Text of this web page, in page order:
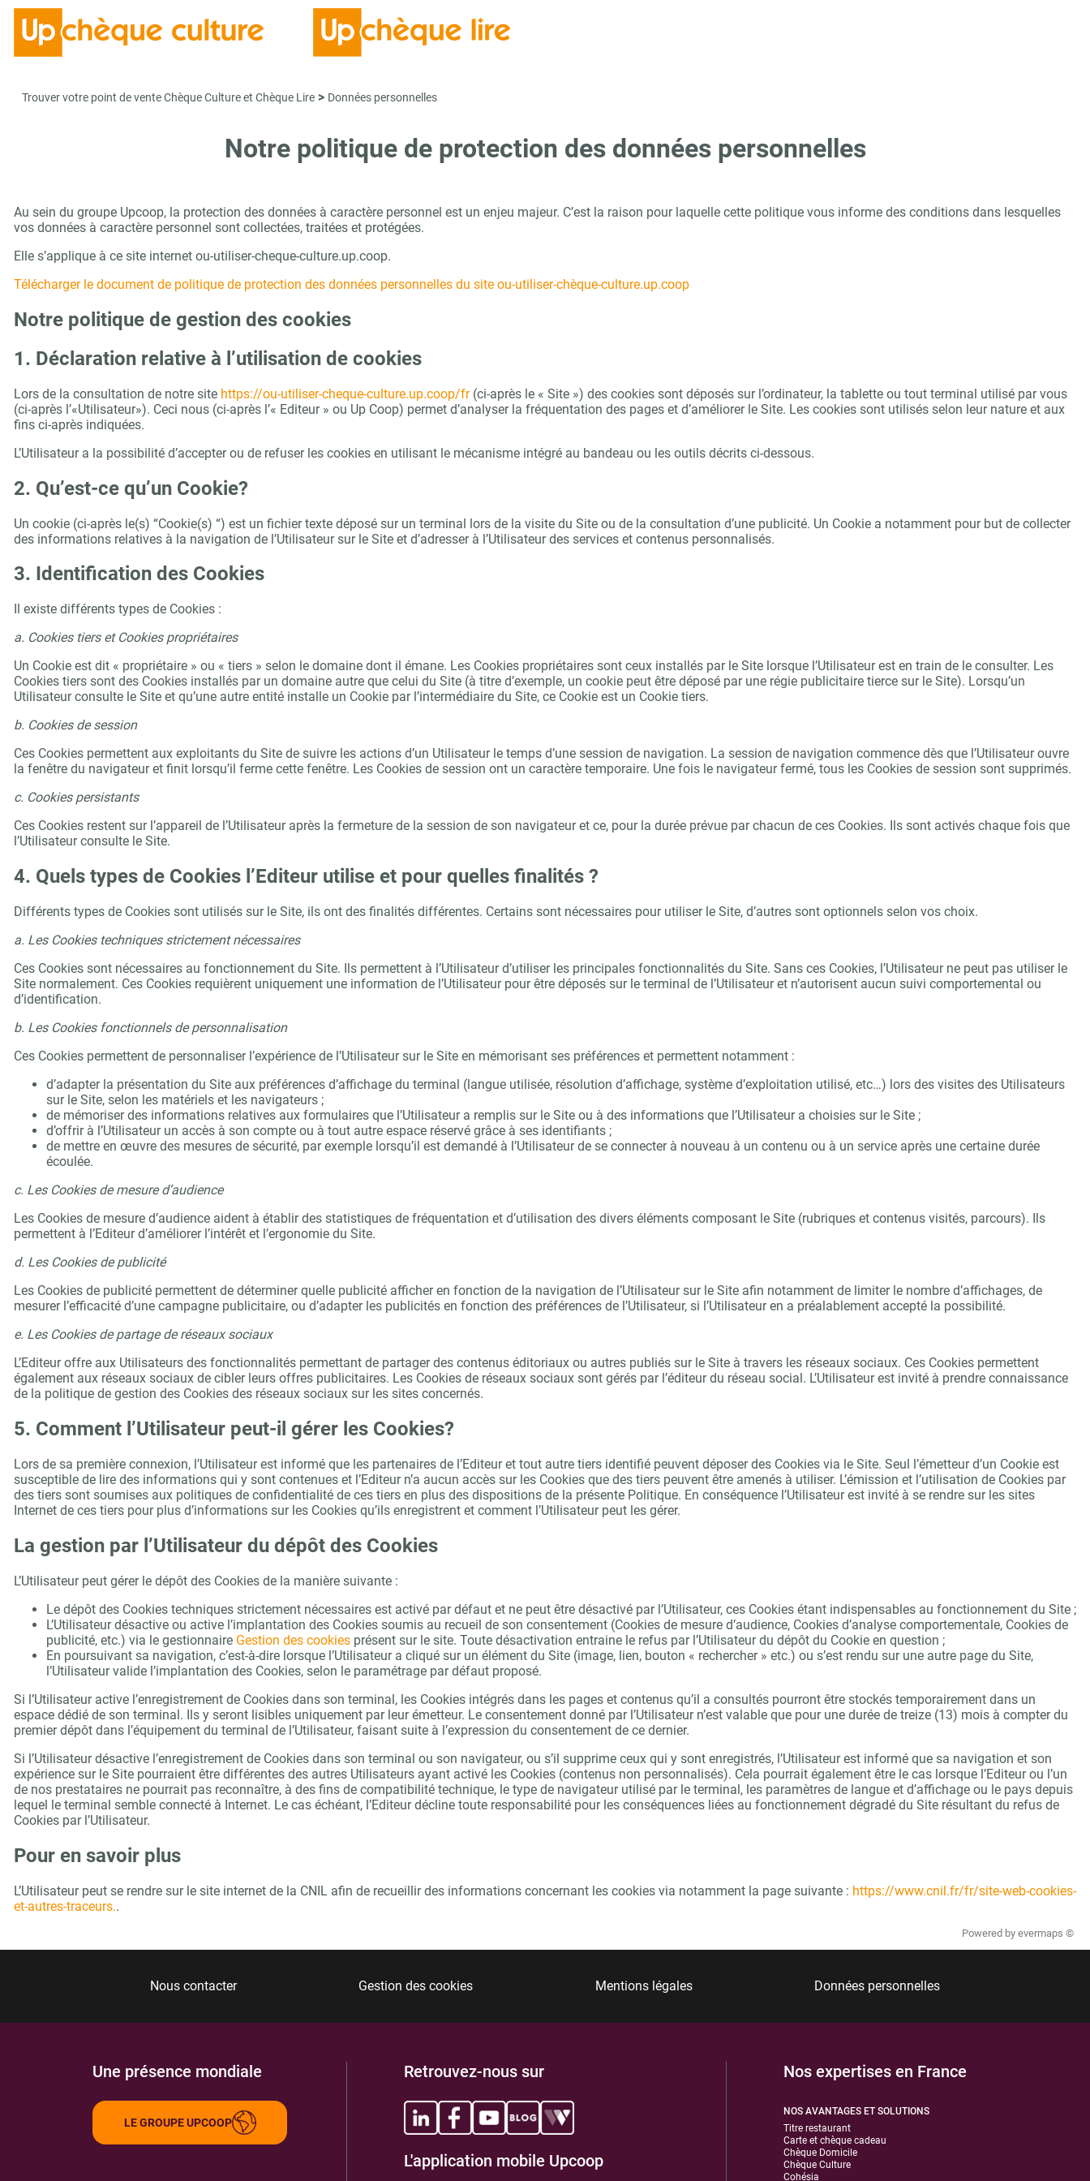
Trouver votre point de vente Chèque Culture et Chèque Lire > Données personnelles
Notre politique de protection des données personnelles
Au sein du groupe Upcoop, la protection des données à caractère personnel est un enjeu majeur. C’est la raison pour laquelle cette politique vous informe des conditions dans lesquelles
vos données à caractère personnel sont collectées, traitées et protégées.
Elle s’applique à ce site internet ou-utiliser-cheque-culture.up.coop.
Télécharger le document de politique de protection des données personnelles du site ou-utiliser-chèque-culture.up.coop
Notre politique de gestion des cookies
1. Déclaration relative à l’utilisation de cookies
Lors de la consultation de notre site https://ou-utiliser-cheque-culture.up.coop/fr (ci-après le « Site ») des cookies sont déposés sur l’ordinateur, la tablette ou tout terminal utilisé par vous
(ci-après l’«Utilisateur»). Ceci nous (ci-après l’« Editeur » ou Up Coop) permet d’analyser la fréquentation des pages et d’améliorer le Site. Les cookies sont utilisés selon leur nature et aux
fins ci-après indiquées.
L’Utilisateur a la possibilité d’accepter ou de refuser les cookies en utilisant le mécanisme intégré au bandeau ou les outils décrits ci-dessous.
2. Qu’est-ce qu’un Cookie?
Un cookie (ci-après le(s) “Cookie(s) “) est un fichier texte déposé sur un terminal lors de la visite du Site ou de la consultation d’une publicité. Un Cookie a notamment pour but de collecter
des informations relatives à la navigation de l’Utilisateur sur le Site et d’adresser à l’Utilisateur des services et contenus personnalisés.
3. Identification des Cookies
Il existe différents types de Cookies :
a. Cookies tiers et Cookies propriétaires
Un Cookie est dit « propriétaire » ou « tiers » selon le domaine dont il émane. Les Cookies propriétaires sont ceux installés par le Site lorsque l’Utilisateur est en train de le consulter. Les
Cookies tiers sont des Cookies installés par un domaine autre que celui du Site (à titre d’exemple, un cookie peut être déposé par une régie publicitaire tierce sur le Site). Lorsqu’un
Utilisateur consulte le Site et qu’une autre entité installe un Cookie par l’intermédiaire du Site, ce Cookie est un Cookie tiers.
b. Cookies de session
Ces Cookies permettent aux exploitants du Site de suivre les actions d’un Utilisateur le temps d’une session de navigation. La session de navigation commence dès que l’Utilisateur ouvre
la fenêtre du navigateur et finit lorsqu’il ferme cette fenêtre. Les Cookies de session ont un caractère temporaire. Une fois le navigateur fermé, tous les Cookies de session sont supprimés.
c. Cookies persistants
Ces Cookies restent sur l’appareil de l’Utilisateur après la fermeture de la session de son navigateur et ce, pour la durée prévue par chacun de ces Cookies. Ils sont activés chaque fois que
l’Utilisateur consulte le Site.
4. Quels types de Cookies l’Editeur utilise et pour quelles finalités ?
Différents types de Cookies sont utilisés sur le Site, ils ont des finalités différentes. Certains sont nécessaires pour utiliser le Site, d’autres sont optionnels selon vos choix.
a. Les Cookies techniques strictement nécessaires
Ces Cookies sont nécessaires au fonctionnement du Site. Ils permettent à l’Utilisateur d’utiliser les principales fonctionnalités du Site. Sans ces Cookies, l’Utilisateur ne peut pas utiliser le
Site normalement. Ces Cookies requièrent uniquement une information de l’Utilisateur pour être déposés sur le terminal de l’Utilisateur et n’autorisent aucun suivi comportemental ou
d’identification.
b. Les Cookies fonctionnels de personnalisation
Ces Cookies permettent de personnaliser l’expérience de l’Utilisateur sur le Site en mémorisant ses préférences et permettent notamment :
d’adapter la présentation du Site aux préférences d’affichage du terminal (langue utilisée, résolution d’affichage, système d’exploitation utilisé, etc…) lors des visites des Utilisateurs
sur le Site, selon les matériels et les navigateurs ;
de mémoriser des informations relatives aux formulaires que l’Utilisateur a remplis sur le Site ou à des informations que l’Utilisateur a choisies sur le Site ;
d’offrir à l’Utilisateur un accès à son compte ou à tout autre espace réservé grâce à ses identifiants ;
de mettre en œuvre des mesures de sécurité, par exemple lorsqu’il est demandé à l’Utilisateur de se connecter à nouveau à un contenu ou à un service après une certaine durée
écoulée.
c. Les Cookies de mesure d’audience
Les Cookies de mesure d’audience aident à établir des statistiques de fréquentation et d’utilisation des divers éléments composant le Site (rubriques et contenus visités, parcours). Ils
permettent à l’Editeur d’améliorer l’intérêt et l’ergonomie du Site.
d. Les Cookies de publicité
Les Cookies de publicité permettent de déterminer quelle publicité afficher en fonction de la navigation de l’Utilisateur sur le Site afin notamment de limiter le nombre d’affichages, de
mesurer l’efficacité d’une campagne publicitaire, ou d’adapter les publicités en fonction des préférences de l’Utilisateur, si l’Utilisateur en a préalablement accepté la possibilité.
e. Les Cookies de partage de réseaux sociaux
L’Editeur offre aux Utilisateurs des fonctionnalités permettant de partager des contenus éditoriaux ou autres publiés sur le Site à travers les réseaux sociaux. Ces Cookies permettent
également aux réseaux sociaux de cibler leurs offres publicitaires. Les Cookies de réseaux sociaux sont gérés par l’éditeur du réseau social. L’Utilisateur est invité à prendre connaissance
de la politique de gestion des Cookies des réseaux sociaux sur les sites concernés.
5. Comment l’Utilisateur peut-il gérer les Cookies?
Lors de sa première connexion, l’Utilisateur est informé que les partenaires de l’Editeur et tout autre tiers identifié peuvent déposer des Cookies via le Site. Seul l’émetteur d’un Cookie est
susceptible de lire des informations qui y sont contenues et l’Editeur n’a aucun accès sur les Cookies que des tiers peuvent être amenés à utiliser. L’émission et l’utilisation de Cookies par
des tiers sont soumises aux politiques de confidentialité de ces tiers en plus des dispositions de la présente Politique. En conséquence l’Utilisateur est invité à se rendre sur les sites
Internet de ces tiers pour plus d’informations sur les Cookies qu’ils enregistrent et comment l’Utilisateur peut les gérer.
La gestion par l’Utilisateur du dépôt des Cookies
L’Utilisateur peut gérer le dépôt des Cookies de la manière suivante :
Le dépôt des Cookies techniques strictement nécessaires est activé par défaut et ne peut être désactivé par l’Utilisateur, ces Cookies étant indispensables au fonctionnement du Site ;
L’Utilisateur désactive ou active l’implantation des Cookies soumis au recueil de son consentement (Cookies de mesure d’audience, Cookies d’analyse comportementale, Cookies de
publicité, etc.) via le gestionnaire Gestion des cookies présent sur le site. Toute désactivation entraine le refus par l’Utilisateur du dépôt du Cookie en question ;
En poursuivant sa navigation, c’est-à-dire lorsque l’Utilisateur a cliqué sur un élément du Site (image, lien, bouton « rechercher » etc.) ou s’est rendu sur une autre page du Site,
l’Utilisateur valide l’implantation des Cookies, selon le paramétrage par défaut proposé.
Si l’Utilisateur active l’enregistrement de Cookies dans son terminal, les Cookies intégrés dans les pages et contenus qu’il a consultés pourront être stockés temporairement dans un
espace dédié de son terminal. Ils y seront lisibles uniquement par leur émetteur. Le consentement donné par l’Utilisateur n’est valable que pour une durée de treize (13) mois à compter du
premier dépôt dans l’équipement du terminal de l’Utilisateur, faisant suite à l’expression du consentement de ce dernier.
Si l’Utilisateur désactive l’enregistrement de Cookies dans son terminal ou son navigateur, ou s’il supprime ceux qui y sont enregistrés, l’Utilisateur est informé que sa navigation et son
expérience sur le Site pourraient être différentes des autres Utilisateurs ayant activé les Cookies (contenus non personnalisés). Cela pourrait également être le cas lorsque l’Editeur ou l’un
de nos prestataires ne pourrait pas reconnaître, à des fins de compatibilité technique, le type de navigateur utilisé par le terminal, les paramètres de langue et d’affichage ou le pays depuis
lequel le terminal semble connecté à Internet. Le cas échéant, l’Editeur décline toute responsabilité pour les conséquences liées au fonctionnement dégradé du Site résultant du refus de
Cookies par l’Utilisateur.
Pour en savoir plus
L’Utilisateur peut se rendre sur le site internet de la CNIL afin de recueillir des informations concernant les cookies via notamment la page suivante : https://www.cnil.fr/fr/site-web-cookies-
et-autres-traceurs..
Powered by evermaps ©
Nous contacter Gestion des cookies Mentions légales Données personnelles
Une présence mondiale
LE GROUPE UPCOOP
Retrouvez-nous sur
L'application mobile Upcoop
Nos expertises en France
NOS AVANTAGES ET SOLUTIONS
Titre restaurant
Carte et chèque cadeau
Chèque Domicile
Chèque Culture
Cohésia